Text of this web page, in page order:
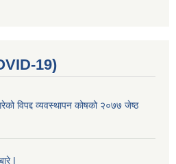
19)
विपद्द व्यवस्थापन कोषको २०७७ जेष्ठ
|